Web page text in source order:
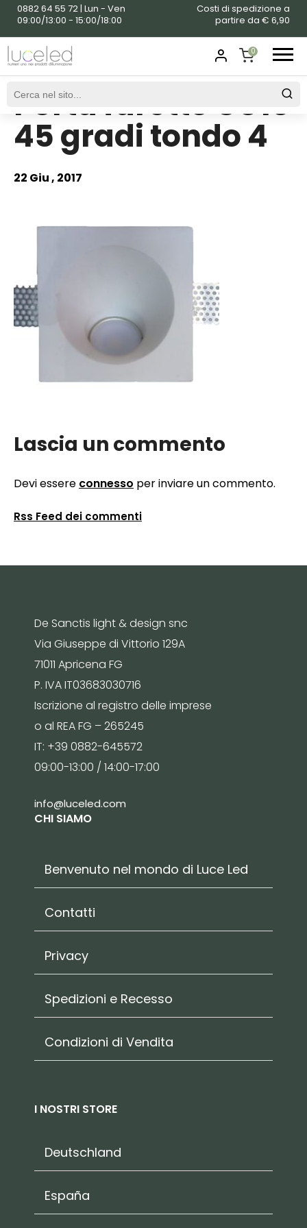
0882 64 55 72 | Lun - Ven
09:00/13:00 - 15:00/18:00
Costi di spedizione a
partire da € 6,90
0
SHOPPING
CART
Porta faretto GU10
45 gradi tondo 4
22 Giu , 2017
Lascia un commento
Devi essere connesso per inviare un commento.
Rss Feed dei commenti
De Sanctis light & design snc
Via Giuseppe di Vittorio 129A
71011 Apricena FG
P. IVA IT03683030716
Iscrizione al registro delle imprese
o al REA FG – 265245
IT: +39 0882-645572
09:00-13:00 / 14:00-17:00
info@luceled.com
CHI SIAMO
Benvenuto nel mondo di Luce Led
Contatti
Privacy
Spedizioni e Recesso
Condizioni di Vendita
I NOSTRI STORE
Deutschland
España